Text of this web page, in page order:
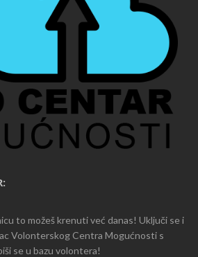
to možeš krenuti već danas! Uključi se i
Volonterskog Centra Mogućnosti s
se u bazu volontera!